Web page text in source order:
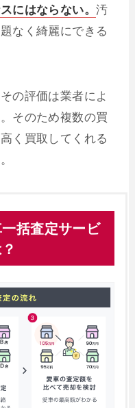
にはならない。 汚
なく綺麗にできる
の評価は業者によ
そのため複数の買
く買取してくれる
括査定サービ